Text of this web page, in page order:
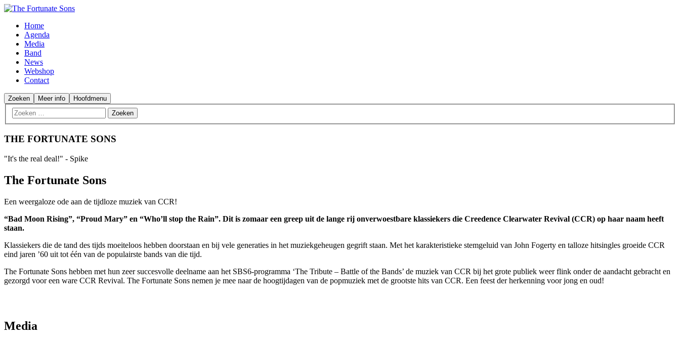
Home
Agenda
Media
Band
News
Webshop
Contact
Zoeken Meer info Hoofdmenu
THE FORTUNATE SONS
"It's the real deal!" - Spike
The Fortunate Sons
Een weergaloze ode aan de tijdloze muziek van CCR!
“Bad Moon Rising”, “Proud Mary” en “Who’ll stop the Rain”. Dit is zomaar een greep uit de lange rij onverwoestbare klassiekers die Creedence Clearwater Revival (CCR) op haar naam heeft
staan.
Klassiekers die de tand des tijds moeiteloos hebben doorstaan en bij vele generaties in het muziekgeheugen gegrift staan. Met het karakteristieke stemgeluid van John Fogerty en talloze hitsingles groeide CCR
eind jaren ’60 uit tot één van de populairste bands van die tijd.
The Fortunate Sons hebben met hun zeer succesvolle deelname aan het SBS6-programma ‘The Tribute – Battle of the Bands’ de muziek van CCR bij het grote publiek weer flink onder de aandacht gebracht en
gezorgd voor een ware CCR Revival. The Fortunate Sons nemen je mee naar de hoogtijdagen van de popmuziek met de grootste hits van CCR. Een feest der herkenning voor jong en oud!
Media